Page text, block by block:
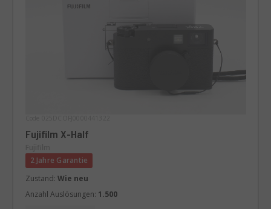
Fujifilm X-Half
2 Jahre Garantie
Zustand: Wie neu
Anzahl Auslösungen: 1.500